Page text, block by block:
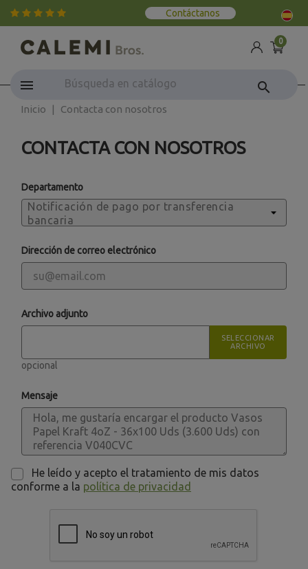
Contáctanos
0
search
Inicio Contacta con nosotros
CONTACTA CON NOSOTROS
Departamento
Dirección de correo electrónico
Archivo adjunto
SELECCIONAR
ARCHIVO
opcional
Mensaje
He leído y acepto el tratamiento de mis datos
conforme a la política de privacidad